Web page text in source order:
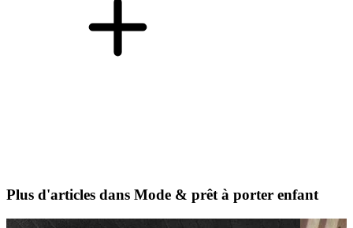
Plus d'articles dans Mode & prêt à porter enfant